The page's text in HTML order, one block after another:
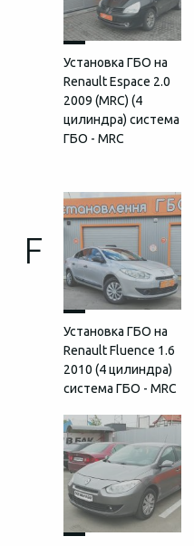
Установка ГБО на
Renault Espace 2.0
2009 (MRC) (4
цилиндра) система
ГБО - MRC
F
Установка ГБО на
Renault Fluence 1.6
2010 (4 цилиндра)
система ГБО - MRC